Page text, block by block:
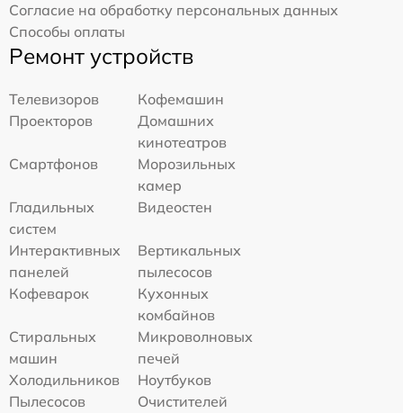
Согласие на обработку персональных данных
Способы оплаты
Ремонт устройств
Телевизоров
Кофемашин
Проекторов
Домашних
кинотеатров
Смартфонов
Морозильных
камер
Гладильных
систем
Видеостен
Интерактивных
панелей
Вертикальных
пылесосов
Кофеварок
Кухонных
комбайнов
Стиральных
машин
Микроволновых
печей
Холодильников
Ноутбуков
Пылесосов
Очистителей